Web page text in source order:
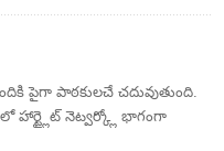
పైగా పాఠకులచే చదువుతుంది.
లో హార్ట్లైట్ నెట్వర్క్లో భాగంగా